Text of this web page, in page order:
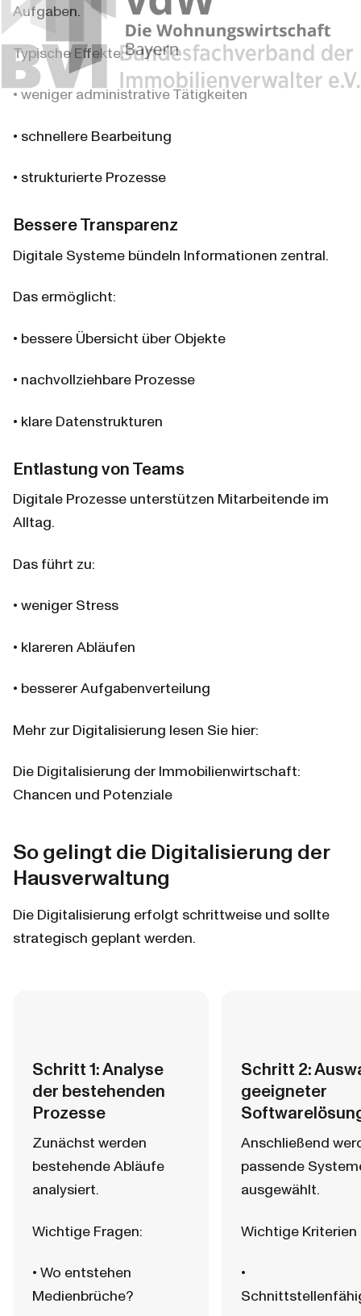
Aufgaben.
Typische Effekte:
• weniger administrative Tätigkeiten
• schnellere Bearbeitung
• strukturierte Prozesse
Bessere Transparenz
Digitale Systeme bündeln Informationen zentral.
Das ermöglicht:
• bessere Übersicht über Objekte
• nachvollziehbare Prozesse
• klare Datenstrukturen
Entlastung von Teams
Digitale Prozesse unterstützen Mitarbeitende im
Alltag.
Das führt zu:
• weniger Stress
• klareren Abläufen
• besserer Aufgabenverteilung
Mehr zur Digitalisierung lesen Sie hier:
Die Digitalisierung der Immobilienwirtschaft:
Chancen und Potenziale
So gelingt die Digitalisierung der
Hausverwaltung
Die Digitalisierung erfolgt schrittweise und sollte
strategisch geplant werden.
Schritt 1: Analyse
der bestehenden
Prozesse
Zunächst werden
bestehende Abläufe
analysiert.
Wichtige Fragen:
• Wo entstehen
Medienbrüche?
Schritt 2:
geeigneter
Anschließend
passende
ausgewählt.
Wichtige Kriterien
•